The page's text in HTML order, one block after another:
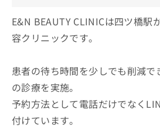
E&N BEAUTY CLINICは四ツ橋駅
容クリニックです。
患者の待ち時間を少しでも削減で
の診療を実施。
予約方法として電話だけでなく
付けています。